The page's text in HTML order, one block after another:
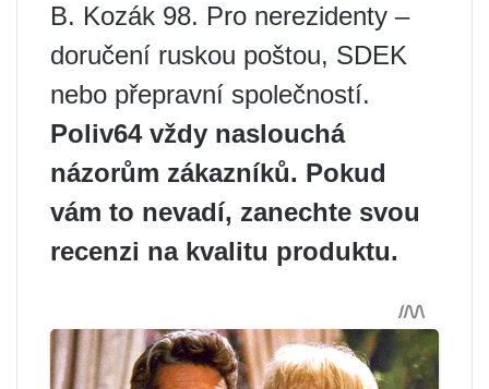
B. Kozák 98. Pro nerezidenty –
doručení ruskou poštou, SDEK
nebo přepravní společností.
Poliv64 vždy naslouchá
názorům zákazníků. Pokud
vám to nevadí, zanechte svou
recenzi na kvalitu produktu.